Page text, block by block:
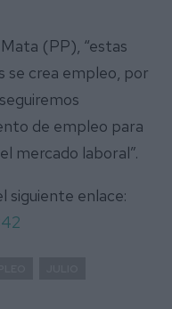
(PP), “estas
se crea empleo, por
de empleo para
mercado laboral”.
siguiente enlace: